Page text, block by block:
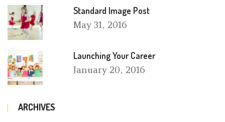
Standard Image Post
May 31, 2016
Launching Your Career
January 20, 2016
ARCHIVES